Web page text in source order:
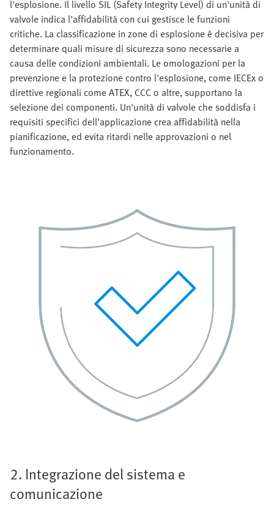
l'esplosione. Il livello SIL (Safety Integrity Level) di un'unità di
valvole indica l'affidabilità con cui gestisce le funzioni
critiche. La classificazione in zone di esplosione è decisiva per
determinare quali misure di sicurezza sono necessarie a
causa delle condizioni ambientali. Le omologazioni per la
prevenzione e la protezione contro l'esplosione, come IECEx o
direttive regionali come ATEX, CCC o altre, supportano la
selezione dei componenti. Un'unità di valvole che soddisfa i
requisiti specifici dell'applicazione crea affidabilità nella
pianificazione, ed evita ritardi nelle approvazioni o nel
funzionamento.
2. Integrazione del sistema e
comunicazione